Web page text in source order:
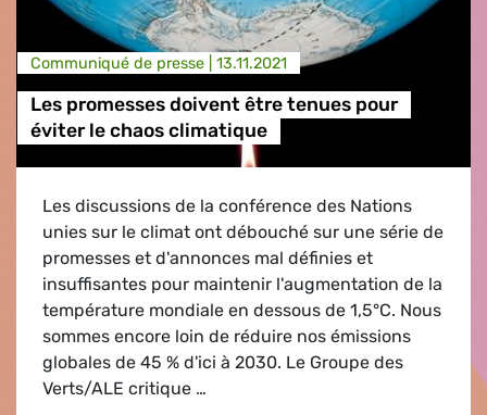
Communiqué de presse | 13.11.2021
Les promesses doivent être tenues pour
éviter le chaos climatique
Les discussions de la conférence des Nations
unies sur le climat ont débouché sur une série de
promesses et d'annonces mal définies et
insuffisantes pour maintenir l'augmentation de la
température mondiale en dessous de 1,5°C. Nous
sommes encore loin de réduire nos émissions
globales de 45 % d'ici à 2030. Le Groupe des
Verts/ALE critique …